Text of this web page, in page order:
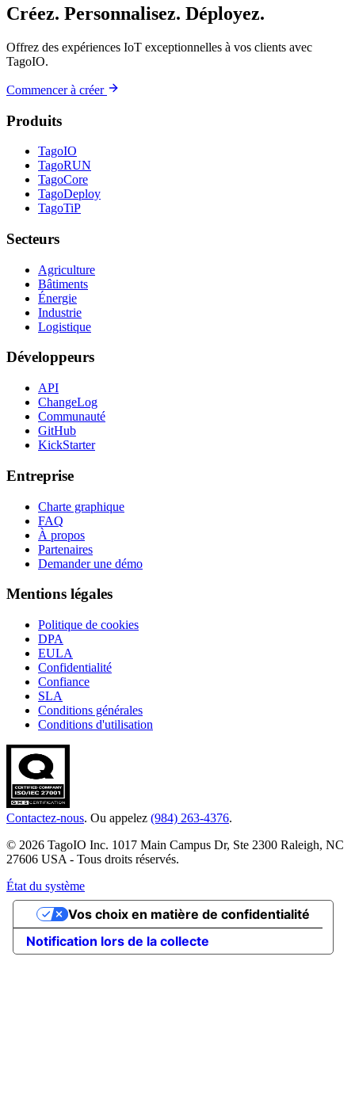
Créez. Personnalisez. Déployez.
Offrez des expériences IoT exceptionnelles à vos clients avec
TagoIO.
Commencer à créer
Produits
TagoIO
TagoRUN
TagoCore
TagoDeploy
TagoTiP
Secteurs
Agriculture
Bâtiments
Énergie
Industrie
Logistique
Développeurs
API
ChangeLog
Communauté
GitHub
KickStarter
Entreprise
Charte graphique
FAQ
À propos
Partenaires
Demander une démo
Mentions légales
Politique de cookies
DPA
EULA
Confidentialité
Confiance
SLA
Conditions générales
Conditions d'utilisation
Contactez-nous. Ou appelez (984) 263-4376.
© 2026 TagoIO Inc. 1017 Main Campus Dr, Ste 2300 Raleigh, NC
27606 USA - Tous droits réservés.
État du système
Notification lors de la collecte
Vos choix en matière de confidentialité